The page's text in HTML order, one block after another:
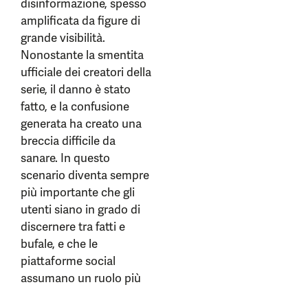
disinformazione, spesso
amplificata da figure di
grande visibilità.
Nonostante la smentita
ufficiale dei creatori della
serie, il danno è stato
fatto, e la confusione
generata ha creato una
breccia difficile da
sanare. In questo
scenario diventa sempre
più importante che gli
utenti siano in grado di
discernere tra fatti e
bufale, e che le
piattaforme social
assumano un ruolo più